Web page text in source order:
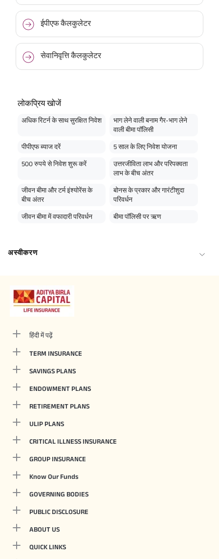
ईपीएफ कैलकुलेटर
सेवानिवृत्ति कैलकुलेटर
लोकप्रिय खोजें
अधिक रिटर्न के साथ सुरक्षित निवेश
भाग लेने वाली बनाम गैर-भाग लेने
वाली बीमा पॉलिसी
पीपीएफ ब्याज दरें 5 साल के लिए निवेश योजना
500 रुपये से निवेश शुरू करें
उत्तरजीविता लाभ और परिपक्वता
लाभ के बीच अंतर
जीवन बीमा और टर्म इंश्योरेंस के
बीच अंतर
बोनस के प्रकार और गारंटीशुदा
परिवर्धन
जीवन बीमा में वफादारी परिवर्धन बीमा पॉलिसी पर ऋण
अस्वीकरण
हिंदी में पढ़ें
TERM INSURANCE
SAVINGS PLANS
ENDOWMENT PLANS
RETIREMENT PLANS
ULIP PLANS
CRITICAL ILLNESS INSURANCE
GROUP INSURANCE
Know Our Funds
GOVERNING BODIES
PUBLIC DISCLOSURE
ABOUT US
QUICK LINKS